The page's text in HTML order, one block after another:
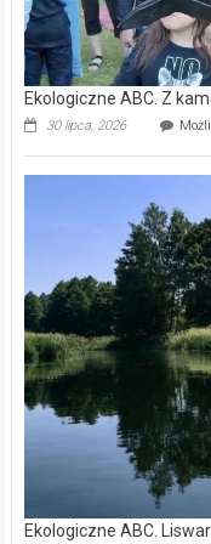
Ekologiczne ABC. Z
30 lipca, 2026
Ekologiczne ABC.